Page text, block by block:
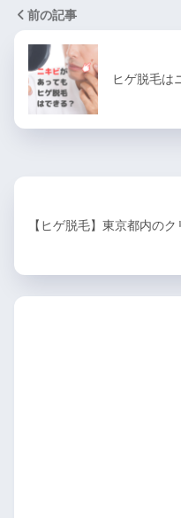
前の記事
ヒゲ脱毛は
【ヒゲ脱毛】東京都内の